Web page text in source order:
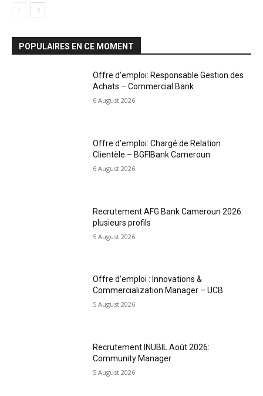
POPULAIRES EN CE MOMENT
Offre d’emploi: Responsable Gestion des
Achats – Commercial Bank
6 August 2026
Offre d’emploi: Chargé de Relation
Clientèle – BGFIBank Cameroun
6 August 2026
Recrutement AFG Bank Cameroun 2026:
plusieurs profils
5 August 2026
Offre d’emploi : Innovations &
Commercialization Manager – UCB
5 August 2026
Recrutement INUBIL Août 2026:
Community Manager
5 August 2026